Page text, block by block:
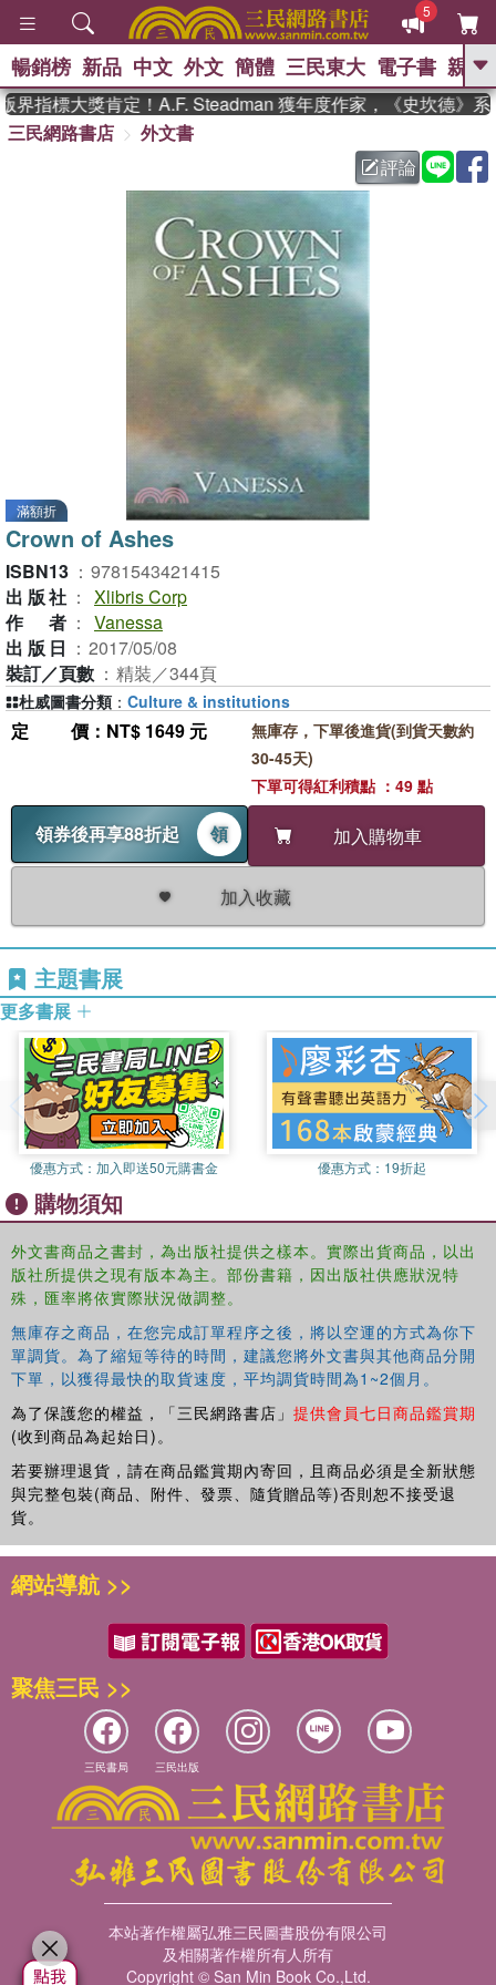
5
GO
父親節 、 如果歷
暑期推薦 、 國際布克
獎 臺灣漫遊錄 、 方念華
登輝時代 、 數學女孩：黎曼猜想
偉大的迷走神經
暢銷榜 新品 中文 外文 簡體 三民東大 電子書 親子
指標大獎肯定！A.F. Steadman 獲年度作家，《史坎德》系
三民網路書店
外文書
評論
滿額折
Crown of Ashes
ISBN13 ： 9781543421415
出版社 ： Xlibris Corp
作者 ： Vanessa
出版日 ： 2017/05/08
裝訂／頁數 ： 精裝／344頁
定價 ：NT$ 1649 元
領券後再享88折起 領 加入購物車
加入收藏
無庫存，下單後進貨(到貨天數約
30-45天)
下單可得紅利積點 ：49 點
杜威圖書分類 ： Culture & institutions
主題書展
更多書展
優惠方式： 加入即送50元購書金 優惠方式： 19折起
購物須知
外文書商品之書封，為出版社提供之樣本。實際出貨商品，以出
版社所提供之現有版本為主。部份書籍，因出版社供應狀況特
殊，匯率將依實際狀況做調整。
無庫存之商品，在您完成訂單程序之後，將以空運的方式為你下
單調貨。為了縮短等待的時間，建議您將外文書與其他商品分開
下單，以獲得最快的取貨速度，平均調貨時間為1~2個月。
為了保護您的權益，「三民網路書店」 提供會員七日商品鑑賞期
(收到商品為起始日)。
若要辦理退貨，請在商品鑑賞期內寄回，且商品必須是全新狀態
與完整包裝(商品、附件、發票、隨貨贈品等)否則恕不接受退
貨。
網站導航 >>
聚焦三民 >>
三民書局 三民出版
本站著作權屬弘雅三民圖書股份有限公司
及相關著作權所有人所有
Copyright © San Min Book Co.,Ltd.